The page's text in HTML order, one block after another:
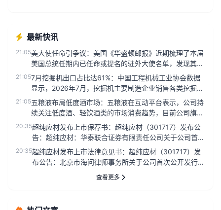
最新快讯
21:05美大使任命引争议：美国《华盛顿邮报》近期梳理了本届
美国总统任期内已任命或提名的驻外大使名单，发现其中
绝大多数要么是助选的...
21:057月挖掘机出口占比达61%：中国工程机械工业协会数据
显示，2026年7月，挖掘机主要制造企业销售各类挖掘机
19521台，...
21:05五粮液布局低度酒市场：五粮液在互动平台表示，公司持
续关注低度酒、轻饮酒类的市场消费趋势，目前公司旗下
已有29度一见倾心、...
20:35超纯应材发布上市保荐书：超纯应材（301717）发布公
告：超纯应材：华泰联合证券有限责任公司关于公司首次
公开发行股票并在...
20:35超纯应材发布上市法律意见书：超纯应材（301717）发
布公告：北京市海问律师事务所关于公司首次公开发行股
查看更多